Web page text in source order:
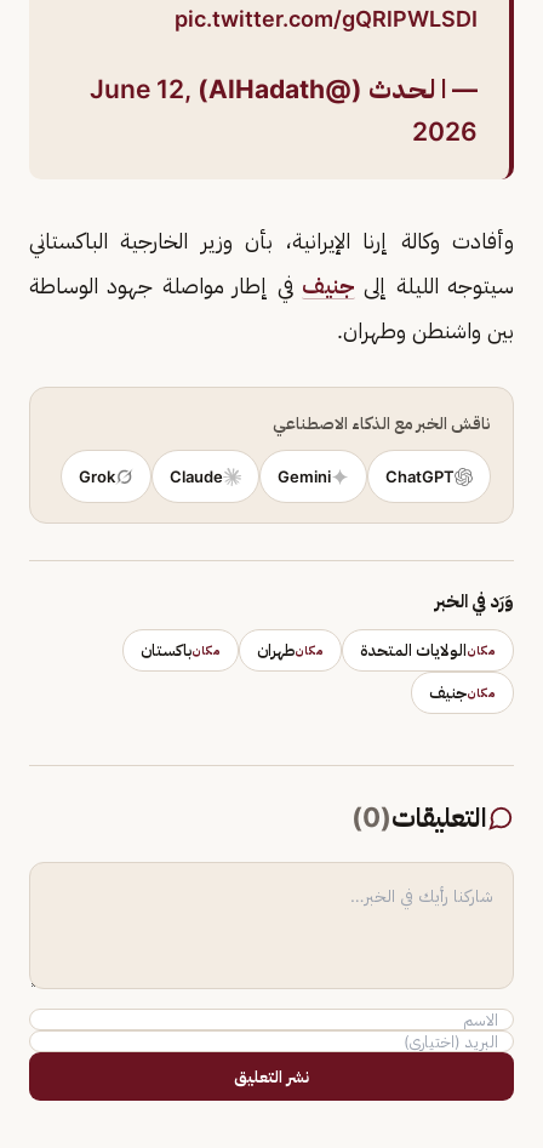
pic.twitter.com/gQRlPWLSDI
— ا لـحـدث (@AlHadath)
June 12,
2026
وأفادت وكالة إرنا الإيرانية، بأن وزير الخارجية الباكستاني
سيتوجه الليلة إلى جنيف في إطار مواصلة جهود الوساطة
بين واشنطن وطهران.
ناقش الخبر مع الذكاء الاصطناعي
ChatGPT
Gemini
Claude
Grok
وَرَد في الخبر
مكانالولايات المتحدة مكانطهران مكانباكستان
مكانجنيف
التعليقات(
0
)
نشر التعليق